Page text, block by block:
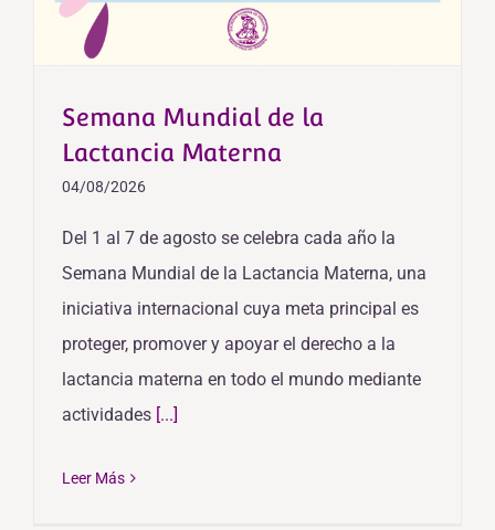
Semana Mundial de la
Lactancia Materna
04/08/2026
Del 1 al 7 de agosto se celebra cada año la
Semana Mundial de la Lactancia Materna, una
iniciativa internacional cuya meta principal es
proteger, promover y apoyar el derecho a la
lactancia materna en todo el mundo mediante
actividades [...]
Leer Más